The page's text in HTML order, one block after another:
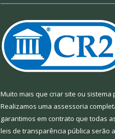
Muito mais que criar site ou sistema
Realizamos uma assessoria
garantimos em contrato que todas
leis de transparência pública serão